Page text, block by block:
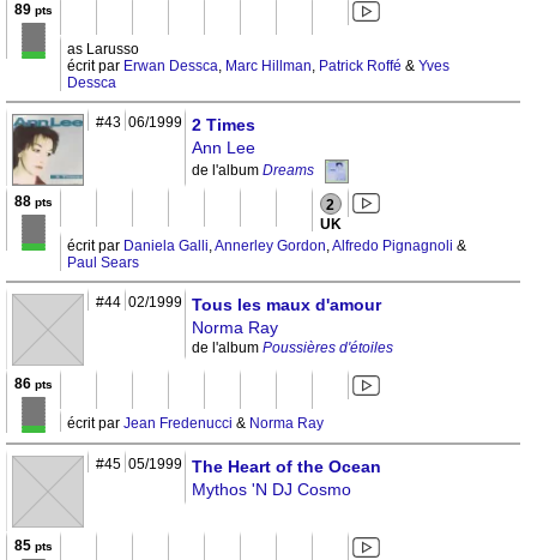
89 pts
as Larusso
écrit par Erwan Dessca, Marc Hillman, Patrick Roffé & Yves
Dessca
#43 06/1999 2 Times
Ann Lee
de l'album Dreams
88 pts 2
UK
écrit par Daniela Galli,Annerley Gordon,Alfredo Pignagnoli &
Paul Sears
#44 02/1999 Tous les maux d'amour
Norma Ray
de l'album Poussières d'étoiles
86 pts
écrit par Jean Fredenucci & Norma Ray
#45 05/1999 The Heart of the Ocean
Mythos 'N DJ Cosmo
85 pts